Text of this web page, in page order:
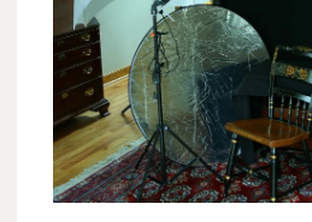
お問い合わせ